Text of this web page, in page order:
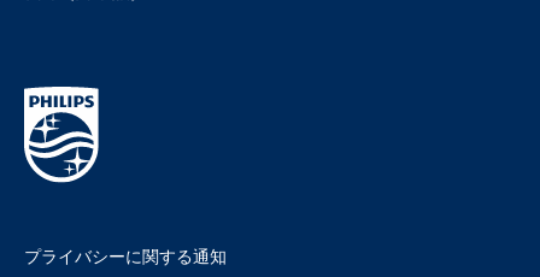
プライバシーに関する通知